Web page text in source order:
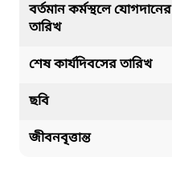
বর্তমান কর্মস্থলে যোগদানের
তারিখ
শেষ কার্যদিবসের তারিখ
ছবি
জীবনবৃত্তান্ত